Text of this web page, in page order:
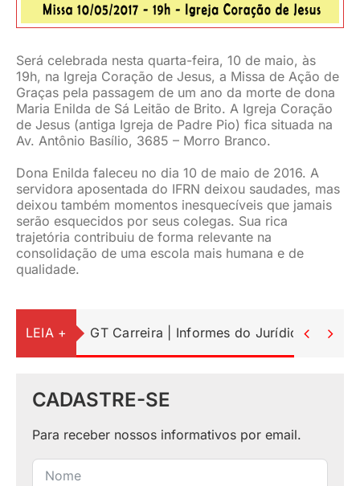
CONTATO
Será celebrada nesta quarta-feira, 10 de maio, às
19h, na Igreja Coração de Jesus, a Missa de Ação de
Graças pela passagem de um ano da morte de dona
Maria Enilda de Sá Leitão de Brito. A Igreja Coração
de Jesus (antiga Igreja de Padre Pio) fica situada na
Av. Antônio Basílio, 3685 – Morro Branco.
Dona Enilda faleceu no dia 10 de maio de 2016. A
servidora aposentada do IFRN deixou saudades, mas
deixou também momentos inesquecíveis que jamais
serão esquecidos por seus colegas. Sua rica
trajetória contribuiu de forma relevante na
consolidação de uma escola mais humana e de
qualidade.
LEIA + GT Carreira | Informes do Jurídico 
CADASTRE-SE
Para receber nossos informativos por email.